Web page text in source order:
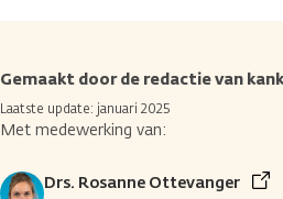
Gemaakt door de redactie van
Laatste update: januari 2025
Met medewerking van:
Drs. Rosanne Ottevanger